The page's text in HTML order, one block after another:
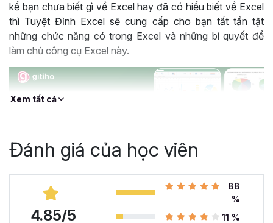
kể bạn chưa biết gì về Excel hay đã có hiểu biết về Excel
thì Tuyệt Đỉnh Excel sẽ cung cấp cho bạn tất tần tật
những chức năng có trong Excel và những bí quyết để
làm chủ công cụ Excel này.
Khóa học Tuyệt Đỉnh Excel được hàng trăm nghìn học viên lựa chọn
Xem tất cả
Đánh giá của học viên
4.85/5
88
%
11 %